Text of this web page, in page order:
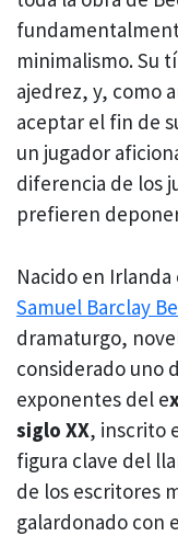
minimalismo. Su
ajedrez, y, como
aceptar el fin de
un jugador
diferencia de los
prefieren
Nacido en Irlanda
Samuel Barclay
dramaturgo,
considerado uno
exponentes del e
siglo XX, inscrito
figura clave del
de los escritores
galardonado con